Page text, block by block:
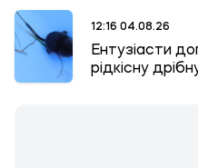
12:16 04.08.26
Ентузіасти
рідкісну